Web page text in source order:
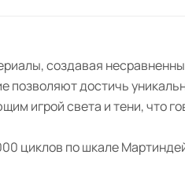
создавая
позволяют достичь
игрой света и тени, что
циклов по шкале